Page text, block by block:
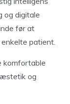
og digitale
før at
patient.
komfortable
og